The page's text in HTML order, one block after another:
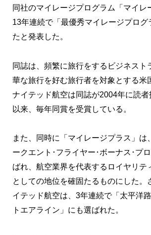
同社のマイレージプログラム「マイレ
13年連続で「最優秀マイレージプログ
たと発表した。
同誌は、頻繁に旅行をするビジネスト
華な旅行を好む旅行者を対象とする米
ナイテッド航空は同誌が2004年に読者
以来、毎年同賞を受賞している。
また、同時に「マイレージプラス」は
ークエント･フライヤー･ボーナス･プ
ばれ、航空業界を代表するロイヤリテ
としての地位を確固たるものにした。
イテッド航空は、3年連続で「太平洋
トエアライン」にも選ばれた。